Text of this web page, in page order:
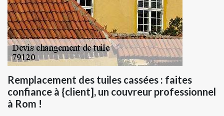
Remplacement des tuiles cassées : faites
confiance à {client], un couvreur professionnel
à Rom !